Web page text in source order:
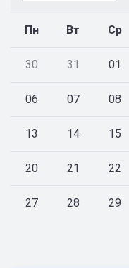
Пн Вт Ср
30 31 01
06 07 08
13 14 15
20 21 22
27 28 29